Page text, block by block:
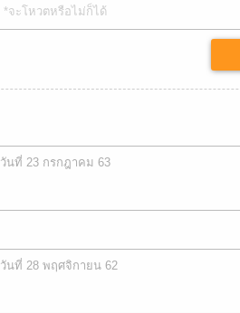
*จะโหวตหรือไม่ก็ได้
วันที่ 23 กรกฎาคม 63
วันที่ 28 พฤศจิกายน 62